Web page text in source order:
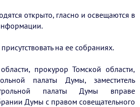
открыто, гласно и освещаются в
на ее собраниях.
прокурор Томской области,
палаты Думы, заместитель
палаты Думы вправе
Думы с правом совещательного